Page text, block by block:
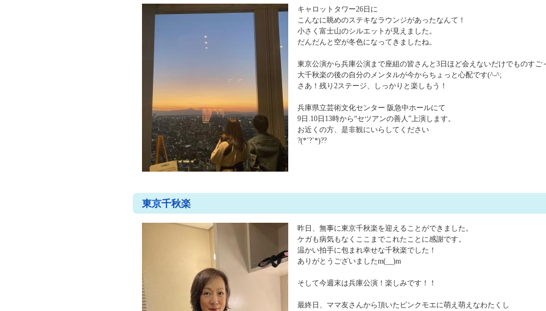
キャロットタワー26日に
こんなに眺めのステキなラウンジがあったなんて！
小さく富士山のシルエットが見えました。
だんだんと空が冬色になってきましたね。
東京公演から兵庫公演まで座組の皆さんと3日ほど会えないだけでものすご
大千秋楽の後の自分のメンタルが今からちょっと心配です(^-^;
さあ！残り2ステージ、しっかりと楽しもう！
兵庫県立芸術文化センター 阪急中ホールにて
9日.10日13時から“セツアンの善人”上演します。
お近くの方、是非観にいらしてください
?(*´?`*)??
東京千秋楽
昨日、無事に東京千秋楽を迎えることができました。
ケガも病気もなくここまでこれたことに感謝です。
温かい拍手に包まれ幸せな千秋楽でした！
ありがとうございましたm(__)m
そして今週末は兵庫公演！楽しみです！！
最終日、ママ友さんから頂いたピンクモエに萌え萌えなわたくし